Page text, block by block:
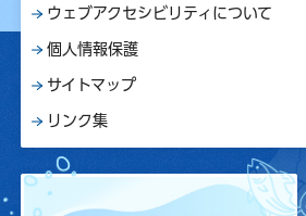
ウェブアクセシビリティについて
個人情報保護
サイトマップ
リンク集